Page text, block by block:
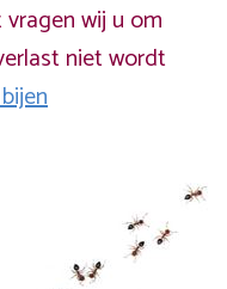
wij u om
niet wordt